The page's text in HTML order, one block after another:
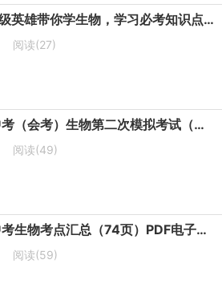
30位超级英雄带你学生物，学习必考知识点音频课程
阅读(27)
2026中考（会考）生物第二次模拟考试（全国通用）
阅读(49)
2026中考生物考点汇总（74页）PDF电子版下载
阅读(59)